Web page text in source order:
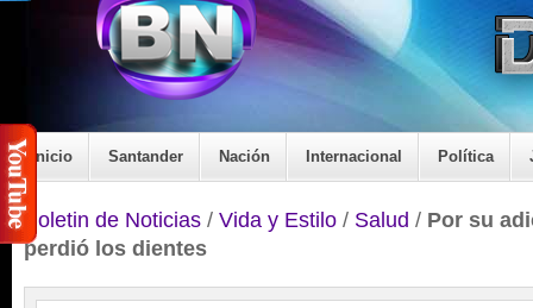
Inicio Santander Nación Internacional Política
Boletin de Noticias / Vida y Estilo / Salud / Por su
perdió los dientes